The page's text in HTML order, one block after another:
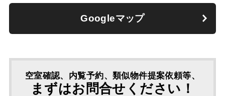
Googleマップ
空室確認、内覧予約、類似物件提案依頼等、
まずはお問合せください！